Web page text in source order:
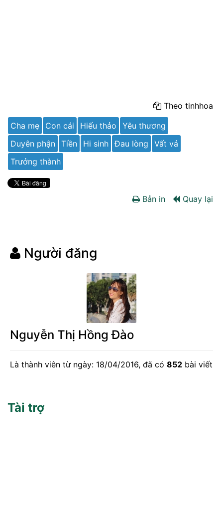
Theo tinhhoa
Cha mẹ
Con cái Hiếu thảo
Yêu thương
Duyên phận Tiền Hi sinh Đau lòng
Vất vả
Trưởng thành
Bản in Quay lại
Người đăng
Nguyễn Thị Hồng Đào
Là thành viên từ ngày: 18/04/2016, đã có 852 bài viết
Tài trợ